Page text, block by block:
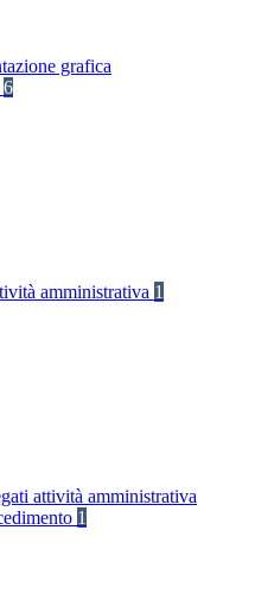
grafica
6
amministrativa 1
attività amministrativa
1